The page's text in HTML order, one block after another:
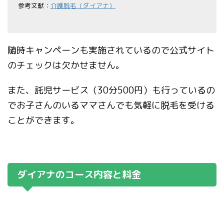
参考文献： 介護脱毛（ダイアナ）
随時キャンペーンも実施されているので公式サイト
のチェックは欠かせません。
また、託児サービス（30分500円）も行っているの
でお子さんのいるママさんでも気軽に脱毛を受ける
ことができます。
ダイアナのコース内容と料金